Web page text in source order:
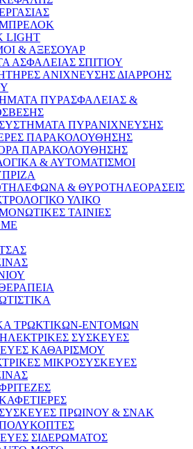
LIGHT
& ΑΞΕΣΟΥΑΡ
ΑΣΦΑΛΕΙΑΣ ΣΠΙΤΙΟΥ
ΑΝΙΧΝΕΥΣΗΣ ΔΙΑΡΡΟΗΣ
ΠΥΡΑΣΦΑΛΕΙΑΣ &
ΠΥΡΑΝΙΧΝΕΥΣΗΣ
ΠΑΡΑΚΟΛΟΥΘΗΣΗΣ
ΠΑΡΑΚΟΛΟΥΘΗΣΗΣ
& ΑΥΤΟΜΑΤΙΣΜΟΙ
& ΘΥΡΟΤΗΛΕΟΡΑΣΕΙΣ
ΥΛΙΚΟ
ΤΑΙΝΙΕΣ
ΤΡΩΚΤΙΚΩΝ-ΕΝΤΟΜΩΝ
ΣΥΣΚΕΥΕΣ
ΚΑΘΑΡΙΣΜΟΥ
ΜΙΚΡΟΣΥΣΚΕΥΕΣ
ΠΡΩΙΝΟΥ & ΣΝΑΚ
ΣΙΔΕΡΩΜΑΤΟΣ